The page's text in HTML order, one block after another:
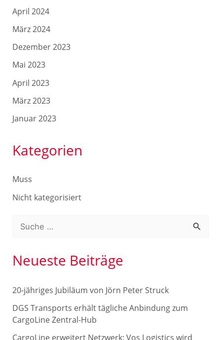
April 2024
März 2024
Dezember 2023
Mai 2023
April 2023
März 2023
Januar 2023
Kategorien
Muss
Nicht kategorisiert
c
e
n
a
Neueste Beiträge
20-jähriges Jubiläum von Jörn Peter Struck
DGS Transports erhält tägliche Anbindung zum
CargoLine Zentral-Hub
CargoLine erweitert Netzwerk: Vos Logistics wird